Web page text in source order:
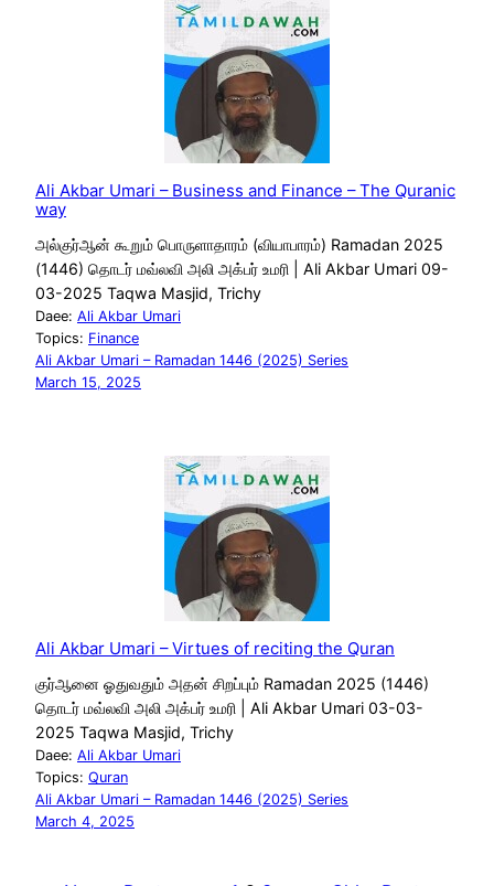
Ali Akbar Umari – Business and Finance – The Quranic
way
அல்குர்ஆன் கூறும் பொருளாதாரம் (வியாபாரம்) Ramadan 2025
(1446) தொடர் மவ்லவி அலி அக்பர் உமரி | Ali Akbar Umari 09-
03-2025 Taqwa Masjid, Trichy
Daee: Ali Akbar Umari
Topics: Finance
Ali Akbar Umari – Ramadan 1446 (2025) Series
March 15, 2025
Ali Akbar Umari – Virtues of reciting the Quran
குர்ஆனை ஓதுவதும் அதன் சிறப்பும் Ramadan 2025 (1446)
தொடர் மவ்லவி அலி அக்பர் உமரி | Ali Akbar Umari 03-03-
2025 Taqwa Masjid, Trichy
Daee: Ali Akbar Umari
Topics: Quran
Ali Akbar Umari – Ramadan 1446 (2025) Series
March 4, 2025